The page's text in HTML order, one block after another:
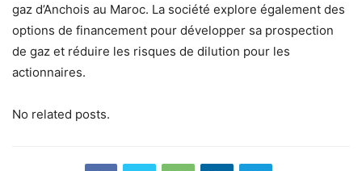
gaz d’Anchois au Maroc. La société explore également des
options de financement pour développer sa prospection
de gaz et réduire les risques de dilution pour les
actionnaires.
No related posts.